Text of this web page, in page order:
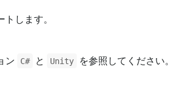
します。
ン
C# と Unity
を参照してください。